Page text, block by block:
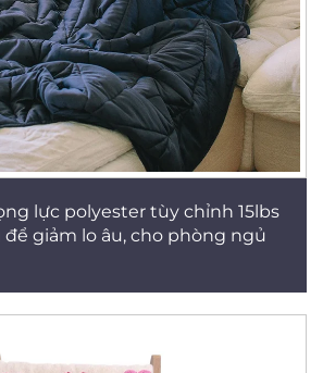
lực polyester tùy chỉnh 15lbs
giảm lo âu, cho phòng ngủ